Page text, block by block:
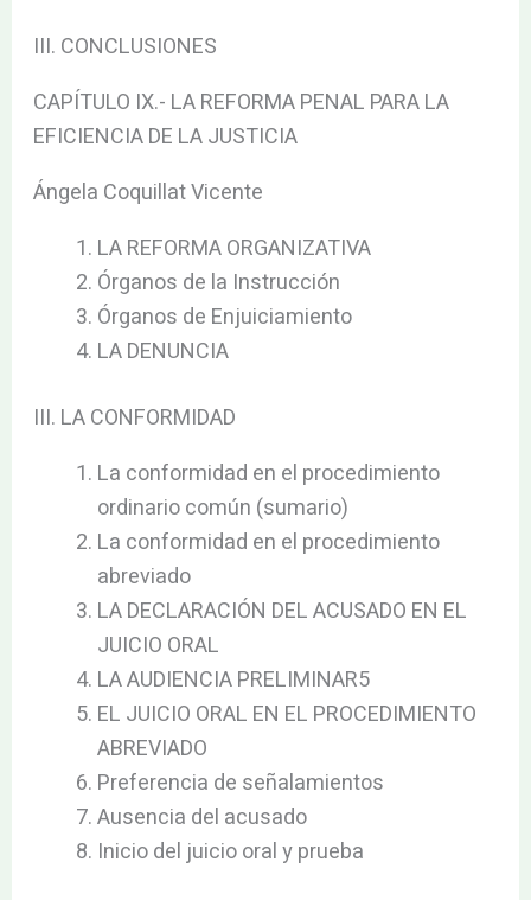
III. CONCLUSIONES
CAPÍTULO IX.- LA REFORMA PENAL PARA LA
EFICIENCIA DE LA JUSTICIA
Ángela Coquillat Vicente
LA REFORMA ORGANIZATIVA
Órganos de la Instrucción
Órganos de Enjuiciamiento
LA DENUNCIA
III. LA CONFORMIDAD
La conformidad en el procedimiento
ordinario común (sumario)
La conformidad en el procedimiento
abreviado
LA DECLARACIÓN DEL ACUSADO EN EL
JUICIO ORAL
LA AUDIENCIA PRELIMINAR5
EL JUICIO ORAL EN EL PROCEDIMIENTO
ABREVIADO
Preferencia de señalamientos
Ausencia del acusado
Inicio del juicio oral y prueba